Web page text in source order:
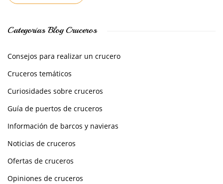
Categorías Blog Cruceros
Consejos para realizar un crucero
Cruceros temáticos
Curiosidades sobre cruceros
Guía de puertos de cruceros
Información de barcos y navieras
Noticias de cruceros
Ofertas de cruceros
Opiniones de cruceros